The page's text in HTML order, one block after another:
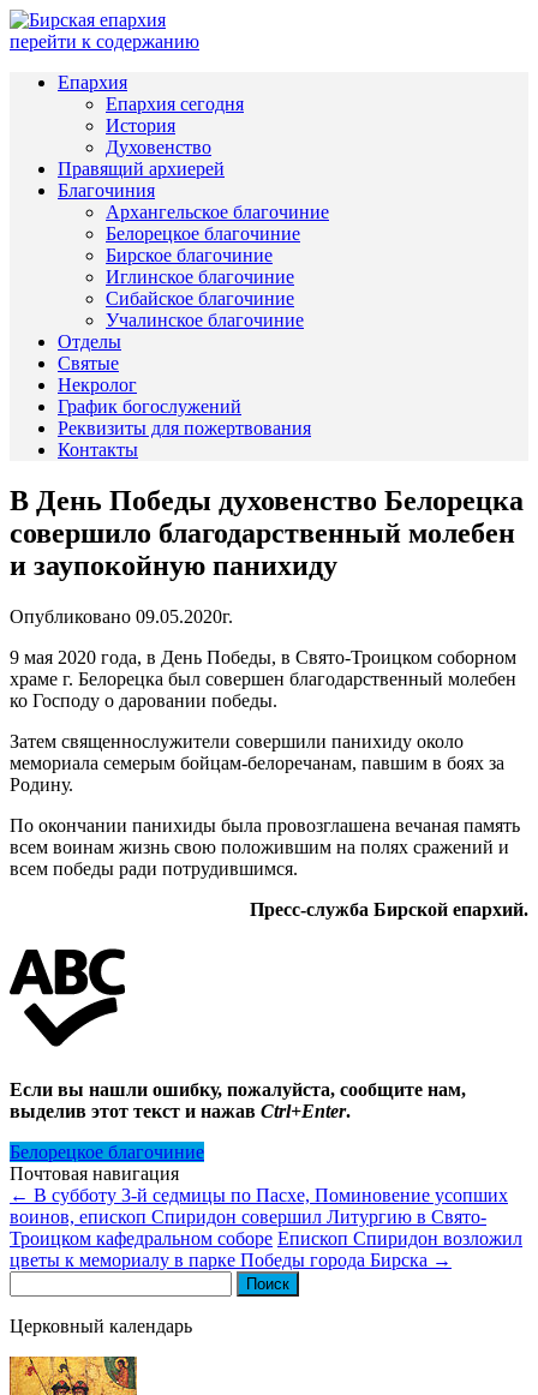
перейти к содержанию
Епархия
Епархия сегодня
История
Духовенство
Правящий архиерей
Благочиния
Архангельское благочиние
Белорецкое благочиние
Бирское благочиние
Иглинское благочиние
Сибайское благочиние
Учалинское благочиние
Отделы
Святые
Некролог
График богослужений
Реквизиты для пожертвования
Контакты
В День Победы духовенство Белорецка
совершило благодарственный молебен
и заупокойную панихиду
Опубликовано 09.05.2020г.
9 мая 2020 года, в День Победы, в Свято-Троицком соборном
храме г. Белорецка был совершен благодарственный молебен
ко Господу о даровании победы.
Затем священнослужители совершили панихиду около
мемориала семерым бойцам-белоречанам, павшим в боях за
Родину.
По окончании панихиды была провозглашена вечаная память
всем воинам жизнь свою положившим на полях сражений и
всем победы ради потрудившимся.
Пресс-служба Бирской епархий.
Если вы нашли ошибку, пожалуйста, сообщите нам,
выделив этот текст и нажав Ctrl+Enter.
Белорецкое благочиние
Почтовая навигация
← В субботу 3-й седмицы по Пасхе, Поминовение усопших
воинов, епископ Спиридон совершил Литургию в Свято-
Троицком кафедральном соборе Епископ Спиридон возложил
цветы к мемориалу в парке Победы города Бирска →
Церковный календарь